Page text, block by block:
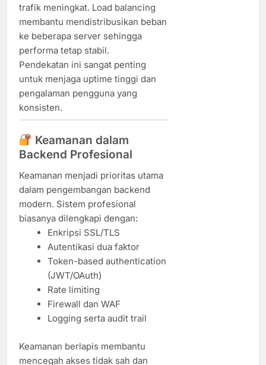
trafik meningkat. Load balancing
membantu mendistribusikan beban
ke beberapa server sehingga
performa tetap stabil.
Pendekatan ini sangat penting
untuk menjaga uptime tinggi dan
pengalaman pengguna yang
konsisten.
Keamanan dalam
Backend Profesional
Keamanan menjadi prioritas utama
dalam pengembangan backend
modern. Sistem profesional
biasanya dilengkapi dengan:
Enkripsi SSL/TLS
Autentikasi dua faktor
Token-based authentication
(JWT/OAuth)
Rate limiting
Firewall dan WAF
Logging serta audit trail
Keamanan berlapis membantu
mencegah akses tidak sah dan